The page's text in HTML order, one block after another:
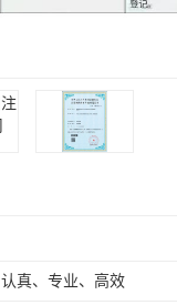
认真、专业、高效